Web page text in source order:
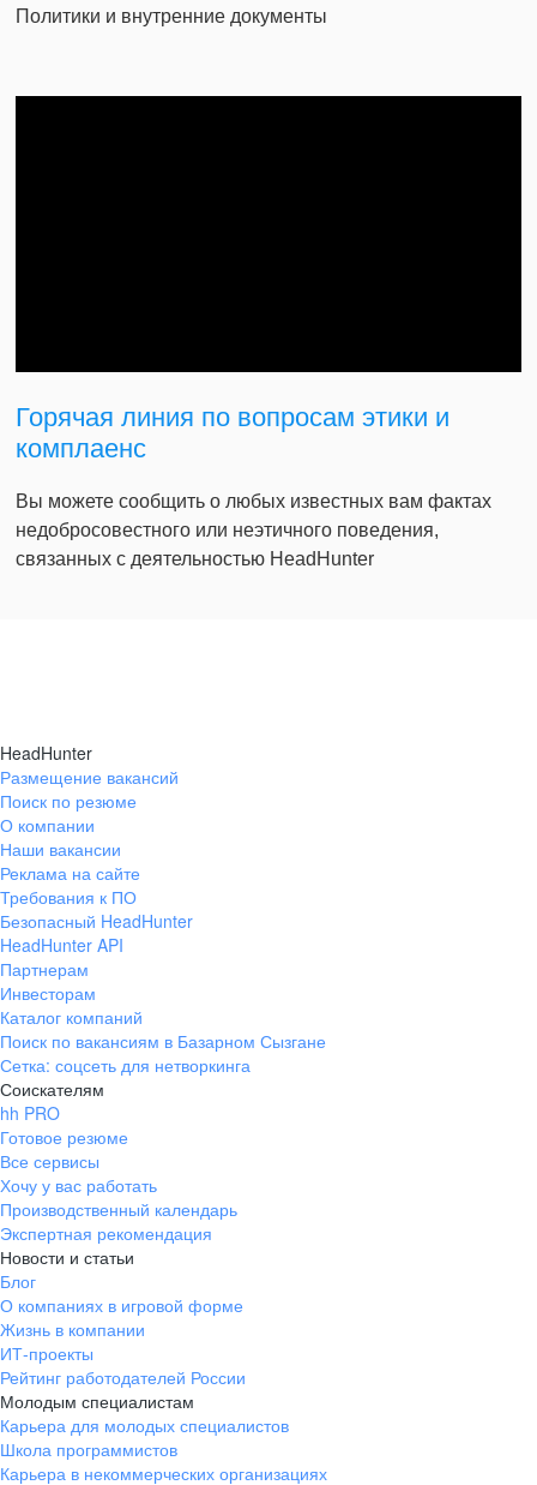
Политики и внутренние документы
Горячая линия по вопросам этики и
комплаенс
Вы можете сообщить о любых известных вам фактах
недобросовестного или неэтичного поведения,
связанных с деятельностью HeadHunter
HeadHunter
Размещение вакансий
Поиск по резюме
О компании
Наши вакансии
Реклама на сайте
Требования к ПО
Безопасный HeadHunter
HeadHunter API
Партнерам
Инвесторам
Каталог компаний
Поиск по вакансиям в Базарном Сызгане
Сетка: соцсеть для нетворкинга
Соискателям
hh PRO
Готовое резюме
Все сервисы
Хочу у вас работать
Производственный календарь
Экспертная рекомендация
Новости и статьи
Блог
О компаниях в игровой форме
Жизнь в компании
ИТ-проекты
Рейтинг работодателей России
Молодым специалистам
Карьера для молодых специалистов
Школа программистов
Карьера в некоммерческих организациях